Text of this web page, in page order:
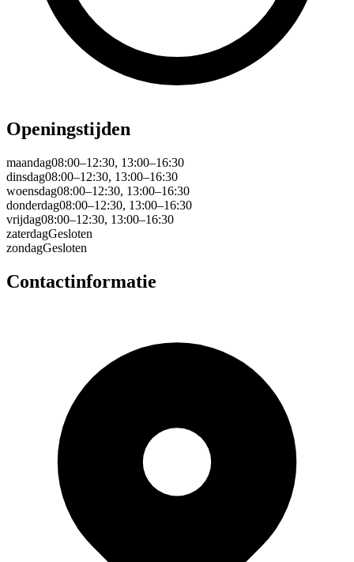
Openingstijden
maandag08:00–12:30, 13:00–16:30
dinsdag08:00–12:30, 13:00–16:30
woensdag08:00–12:30, 13:00–16:30
donderdag08:00–12:30, 13:00–16:30
vrijdag08:00–12:30, 13:00–16:30
zaterdagGesloten
zondagGesloten
Contactinformatie